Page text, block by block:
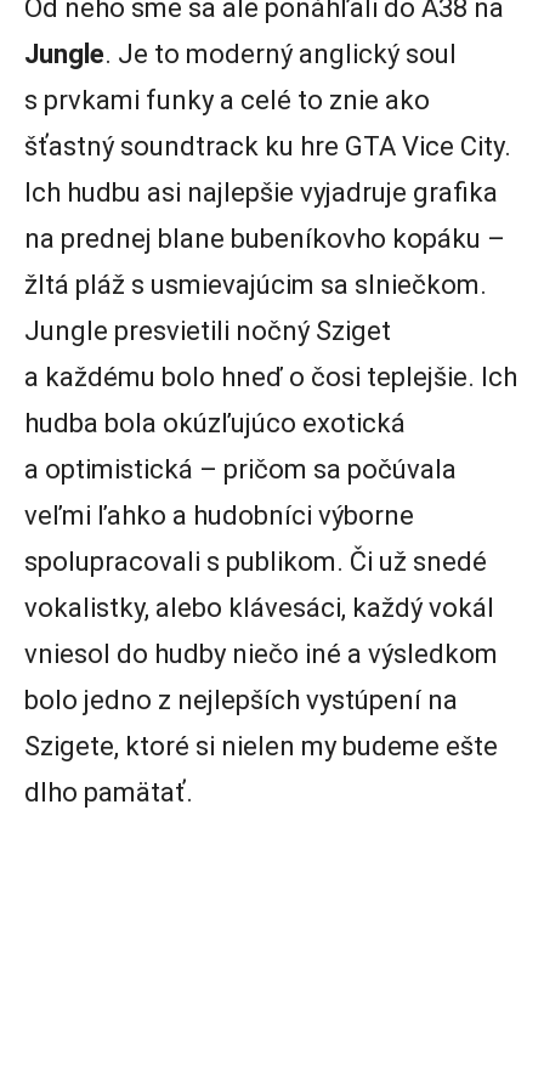
Od neho sme sa ale ponáhľali do A38 na
Jungle. Je to moderný anglický soul
s prvkami funky a celé to znie ako
šťastný soundtrack ku hre GTA Vice City.
Ich hudbu asi najlepšie vyjadruje grafika
na prednej blane bubeníkovho kopáku –
žltá pláž s usmievajúcim sa slniečkom.
Jungle presvietili nočný Sziget
a každému bolo hneď o čosi teplejšie. Ich
hudba bola okúzľujúco exotická
a optimistická – pričom sa počúvala
veľmi ľahko a hudobníci výborne
spolupracovali s publikom. Či už snedé
vokalistky, alebo klávesáci, každý vokál
vniesol do hudby niečo iné a výsledkom
bolo jedno z nejlepších vystúpení na
Szigete, ktoré si nielen my budeme ešte
dlho pamätať.